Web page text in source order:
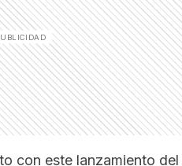
con este lanzamiento